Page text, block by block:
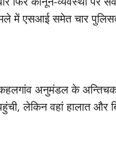
में एसआई समेत चार
अनुमंडल के अन्तिचक
लेकिन वहां हालात और